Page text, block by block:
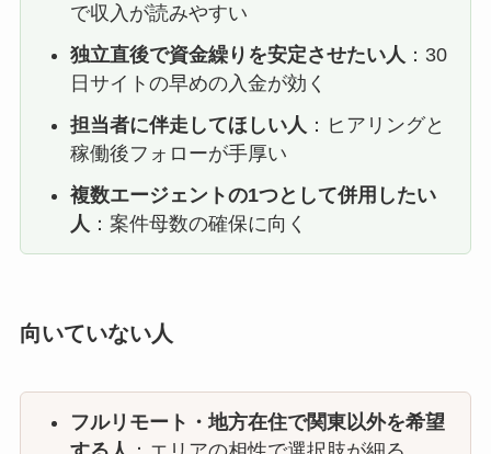
で収入が読みやすい
独立直後で資金繰りを安定させたい人 ：30
日サイトの早めの入金が効く
担当者に伴走してほしい人 ：ヒアリングと
稼働後フォローが手厚い
複数エージェントの1つとして併用したい
人 ：案件母数の確保に向く
向いていない人
フルリモート・地方在住で関東以外を希望